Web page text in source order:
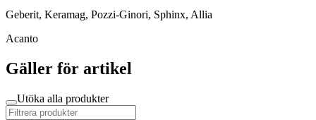
Geberit, Keramag, Pozzi-Ginori, Sphinx, Allia
Acanto
Gäller för artikel
Utöka alla produkter